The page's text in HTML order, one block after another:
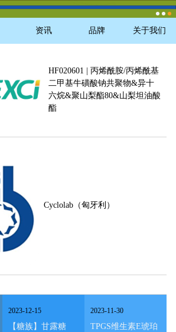
资讯 品牌 关于我们
HF020601 | 丙烯酰胺/丙烯酰基
二甲基牛磺酸钠共聚物&异十
六烷&聚山梨酯80&山梨坦油酸
酯
Cyclolab（匈牙利）
【糖族】甘露糖
2023-12-15
TPGS维生素E琥珀
2023-11-30